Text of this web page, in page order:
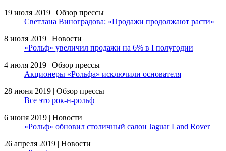
19 июля 2019 | Обзор прессы
Светлана Виноградова: «Продажи продолжают расти»
8 июля 2019 | Новости
«Рольф» увеличил продажи на 6% в I полугодии
4 июля 2019 | Обзор прессы
Акционеры «Рольфа» исключили основателя
28 июня 2019 | Обзор прессы
Все это рок-н-рольф
6 июня 2019 | Новости
«Рольф» обновил столичный салон Jaguar Land Rover
26 апреля 2019 | Новости